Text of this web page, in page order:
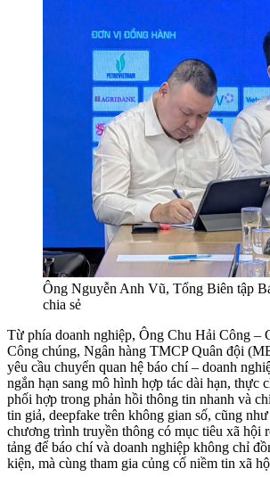
Ông Nguyễn Anh Vũ, Tổng Biên tập
chia sẻ
Từ phía doanh nghiệp, Ông Chu Hải Công –
Công chúng, Ngân hàng TMCP Quân đội
yêu cầu chuyển quan hệ báo chí – doanh
ngắn hạn sang mô hình hợp tác dài hạn, thực
phối hợp trong phản hồi thông tin nhanh và
tin giả, deepfake trên không gian số, cũng
chương trình truyền thông có mục tiêu xã hội
tảng để báo chí và doanh nghiệp không chỉ
kiện, mà cùng tham gia củng cố niềm tin xã